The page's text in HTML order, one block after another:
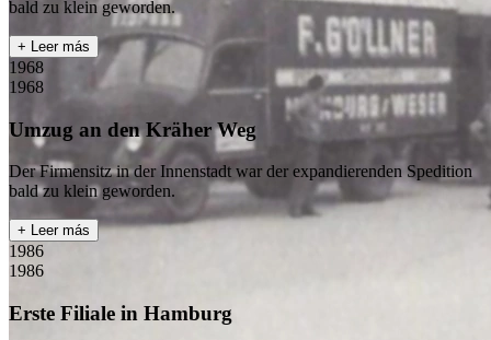
bald zu klein geworden.
+ Leer más
1968
1968
Umzug an den Kräher Weg
Der Firmensitz in der Innenstadt war der expandierenden Spedition
bald zu klein geworden.
+ Leer más
1986
1986
Erste Filiale in Hamburg